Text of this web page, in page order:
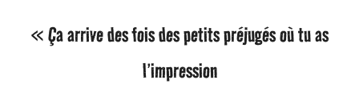
« Ça arrive des fois des petits préjugés où tu as
l’impression